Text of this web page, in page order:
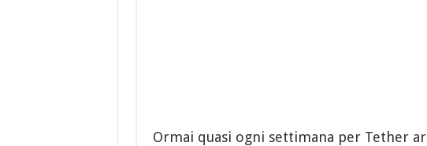
Ormai quasi ogni settimana per Tether